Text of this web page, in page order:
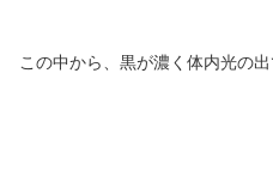
この中から、黒が濃く体内光の